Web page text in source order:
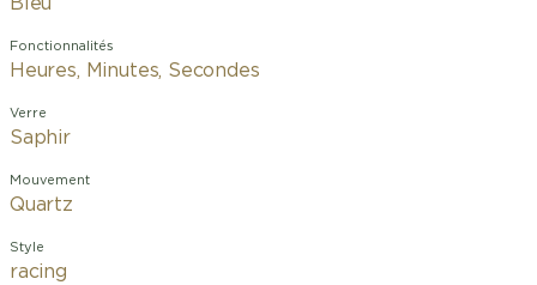
Fonctionnalités
Heures, Minutes, Secondes
Verre
Saphir
Mouvement
Quartz
Style
racing